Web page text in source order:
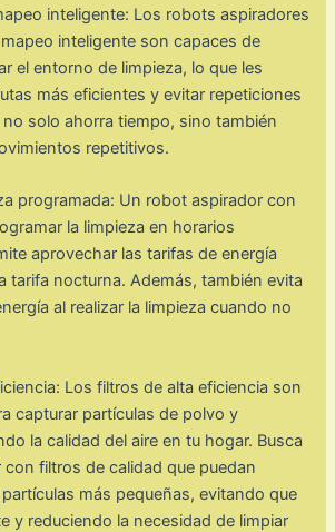
inteligente: Los robots aspiradores
inteligente son capaces de
el entorno de limpieza, lo que les
más eficientes y evitar repeticiones
solo ahorra tiempo, sino también
repetitivos.
programada: Un robot aspirador con
la limpieza en horarios
aprovechar las tarifas de energía
tarifa nocturna. Además, también evita
al realizar la limpieza cuando no
Los filtros de alta eficiencia son
capturar partículas de polvo y
la calidad del aire en tu hogar. Busca
filtros de calidad que puedan
más pequeñas, evitando que
y reduciendo la necesidad de limpiar